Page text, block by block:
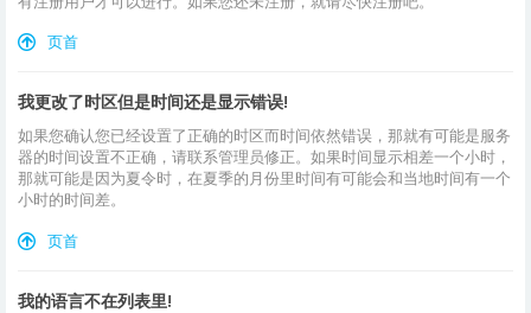
页首
我更改了时区但是时间还是显示错误!
如果您确认您已经设置了正确的时区而时间依然错误，那就有可能是服务
器的时间设置不正确，请联系管理员修正。如果时间显示相差一个小时，
那就可能是因为夏令时，在夏季的月份里时间有可能会和当地时间有一个
小时的时间差。
页首
我的语言不在列表里!